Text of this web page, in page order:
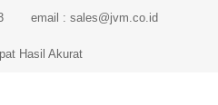
email : sales@jvm.co.id
Hasil Akurat